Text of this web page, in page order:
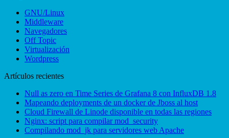
GNU/Linux
Middleware
Navegadores
Off Topic
Virtualización
Wordpress
Artículos recientes
Null as zero en Time Series de Grafana 8 con InfluxDB 1.8
Mapeando deployments de un docker de Jboss al host
Cloud Firewall de Linode disponible en todas las regiones
Nginx: script para compilar mod_security
Compilando mod_jk para servidores web Apache